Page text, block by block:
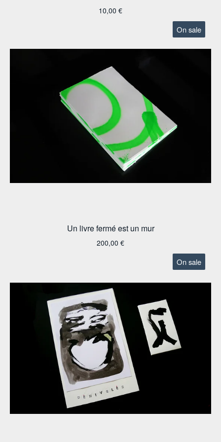
10,00 €
On sale
Un livre fermé est un mur
200,00 €
On sale